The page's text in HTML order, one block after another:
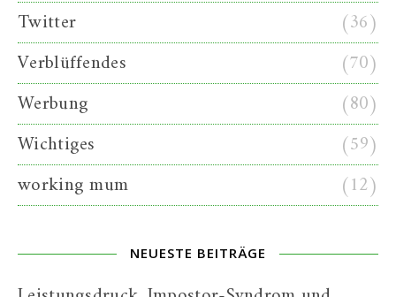
Twitter
(36)
Verblüffendes
(70)
Werbung
(80)
Wichtiges
(59)
working mum
(12)
NEUESTE BEITRÄGE